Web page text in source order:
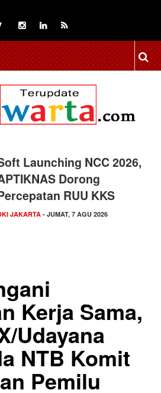
Bawa Semangat
ke Festival
Baliem Wamena
- JUMAT, 7 AGU 2026
Kerja Sama,
Udayana
NTB Komit
Pemilu